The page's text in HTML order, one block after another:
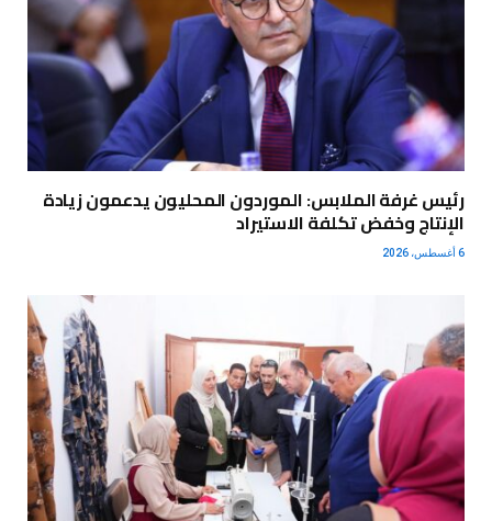
رئيس غرفة الملابس: الموردون المحليون يدعمون زيادة
الإنتاج وخفض تكلفة الاستيراد
6 أغسطس، 2026